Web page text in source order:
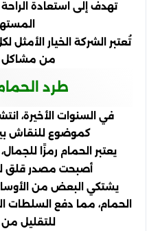
تهدف إلى استعادة
تُعتبر الشركة الخيار
من مشاكل
طرد
في السنوات الأخيرة،
كموضوع للنقاش
يعتبر الحمام رمزًا
أصبحت مصدر قلق
يشتكي البعض من
الحمام، مما دفع السلطات
للتقليل